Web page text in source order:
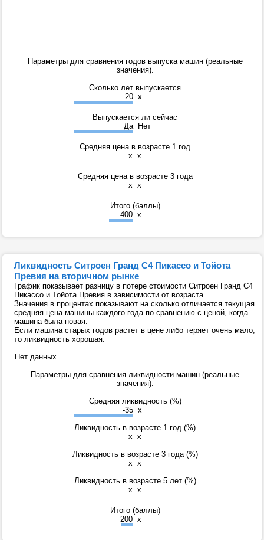
Параметры для сравнения годов выпуска машин (реальные
значения).
Сколько лет выпускается
20 x
Выпускается ли сейчас
Да Нет
Средняя цена в возрасте 1 год
x x
Средняя цена в возрасте 3 года
x x
Итого (баллы)
400 x
Ликвидность Ситроен Гранд C4 Пикассо и Тойота
Превия на вторичном рынке
График показывает разницу в потере стоимости Ситроен Гранд C4
Пикассо и Тойота Превия в зависимости от возраста.
Значения в процентах показывают на сколько отличается текущая
средняя цена машины каждого года по сравнению с ценой, когда
машина была новая.
Если машина старых годов растет в цене либо теряет очень мало,
то ликвидность хорошая.
Нет данных
Параметры для сравнения ликвидности машин (реальные
значения).
Средняя ликвидность (%)
-35 x
Ликвидность в возрасте 1 год (%)
x x
Ликвидность в возрасте 3 года (%)
x x
Ликвидность в возрасте 5 лет (%)
x x
Итого (баллы)
200 x